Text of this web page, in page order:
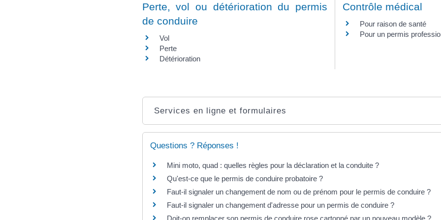
Perte, vol ou détérioration du permis
de conduire
Vol
Perte
Détérioration
Contrôle médical
Pour raison de santé
Pour un permis
Services en ligne et formulaires
Questions ? Réponses !
Mini moto, quad : quelles règles pour la déclaration et la conduite ?
Qu'est-ce que le permis de conduire probatoire ?
Faut-il signaler un changement de nom ou de prénom pour le permis de conduire ?
Faut-il signaler un changement d'adresse pour un permis de conduire ?
Doit-on remplacer son permis de conduire rose cartonné par un nouveau modèle ?